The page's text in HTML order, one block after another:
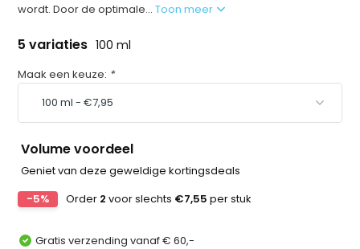
wordt. Door de optimale...Toon meer
5 variaties 100 ml
Maak een keuze: *
Volume voordeel
Geniet van deze geweldige kortingsdeals
-5%
Order 2 voor slechts €7,55 per stuk
Gratis verzending vanaf € 60,-